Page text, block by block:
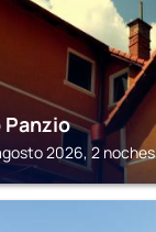
Panzio
2026, 2 noches